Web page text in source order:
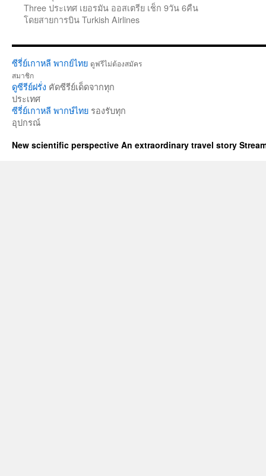
Three ประเทศ เยอรมัน ออสเตรีย เช็ก 9วัน 6คืน
โดยสายการบิน Turkish Airlines
ซีรี่ย์เกาหลี พากย์ไทย ดูฟรีไม่ต้องสมัคร
สมาชิก
ดูซีรีย์ฝรั่ง คัดซีรีย์เด็ดจากทุก
ประเทศ
ซีรี่ย์เกาหลี พากษ์ไทย รองรับทุก
อุปกรณ์
New scientific perspective An extraordinary travel story